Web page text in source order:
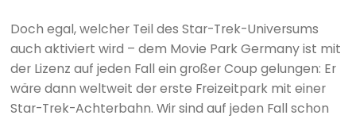
Doch egal, welcher Teil des Star-Trek-Universums
auch aktiviert wird – dem Movie Park Germany ist mit
der Lizenz auf jeden Fall ein großer Coup gelungen: Er
wäre dann weltweit der erste Freizeitpark mit einer
Star-Trek-Achterbahn. Wir sind auf jeden Fall schon